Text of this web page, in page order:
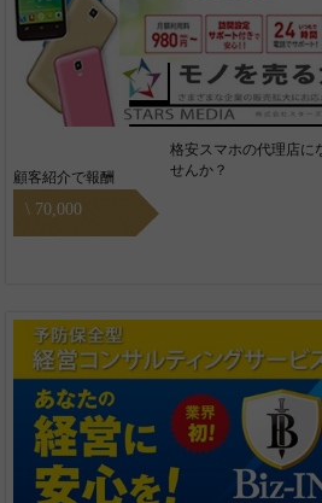
格安スマホの代理店に
せんか？
\ 70,000
顧客紹介で報酬